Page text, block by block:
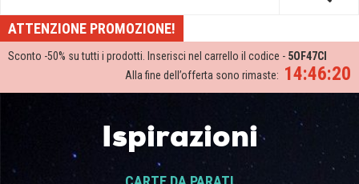
ATTENZIONE PROMOZIONE!
Sconto -50% su tutti i prodotti. Inserisci nel carrello il codice - 5OF47CI
14:46:20
Alla fine dell’offerta sono rimaste:
Ispirazioni